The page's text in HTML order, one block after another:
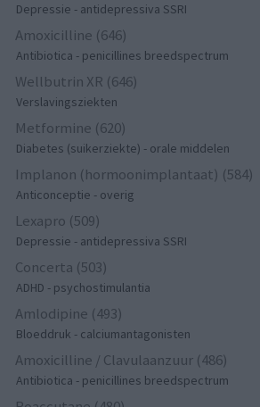
Depressie - antidepressiva SSRI
Amoxicilline (646)
Antibiotica - penicillines breedspectrum
Wellbutrin XR (646)
Verslavingsziekten
Metformine (620)
Diabetes (suikerziekte) - orale middelen
Implanon (hormoonimplantaat) (584)
Anticonceptie - overig
Lexapro (509)
Depressie - antidepressiva SSRI
Concerta (503)
ADHD - psychostimulantia
Amlodipine (493)
Bloeddruk - calciumantagonisten
Amoxicilline / Clavulaanzuur (486)
Antibiotica - penicillines breedspectrum